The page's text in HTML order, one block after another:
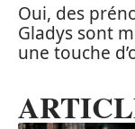
Oui, des
Gladys sont
une touche